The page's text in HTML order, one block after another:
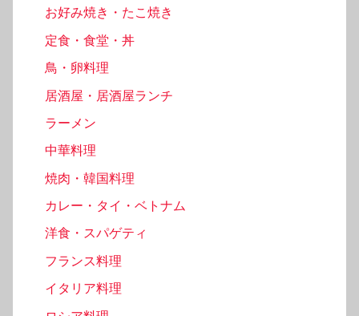
お好み焼き・たこ焼き
定食・食堂・丼
鳥・卵料理
居酒屋・居酒屋ランチ
ラーメン
中華料理
焼肉・韓国料理
カレー・タイ・ベトナム
洋食・スパゲティ
フランス料理
イタリア料理